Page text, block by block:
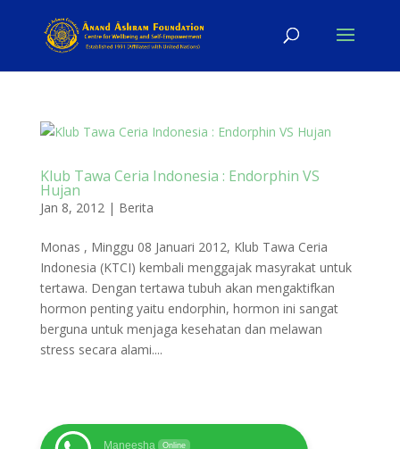
Klub Tawa Ceria Indonesia : Endorphin VS
Hujan
Jan 8, 2012| Berita
Monas , Minggu 08 Januari 2012, Klub Tawa Ceria
Indonesia (KTCI) kembali menggajak masyrakat untuk
tertawa. Dengan tertawa tubuh akan mengaktifkan
hormon penting yaitu endorphin, hormon ini sangat
berguna untuk menjaga kesehatan dan melawan
stress secara alami....
Maneesha Online